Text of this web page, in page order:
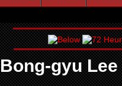
Bong-gyu Lee